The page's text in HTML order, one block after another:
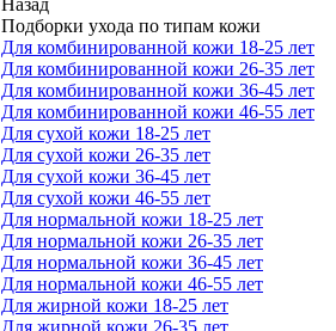
Назад
Подборки ухода по типам кожи
Для комбинированной кожи 18-25 лет
Для комбинированной кожи 26-35 лет
Для комбинированной кожи 36-45 лет
Для комбинированной кожи 46-55 лет
Для сухой кожи 18-25 лет
Для сухой кожи 26-35 лет
Для сухой кожи 36-45 лет
Для сухой кожи 46-55 лет
Для нормальной кожи 18-25 лет
Для нормальной кожи 26-35 лет
Для нормальной кожи 36-45 лет
Для нормальной кожи 46-55 лет
Для жирной кожи 18-25 лет
Для жирной кожи 26-35 лет